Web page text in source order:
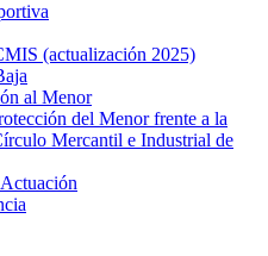
(actualización 2025)
al Menor
del Menor frente a la
Mercantil e Industrial de